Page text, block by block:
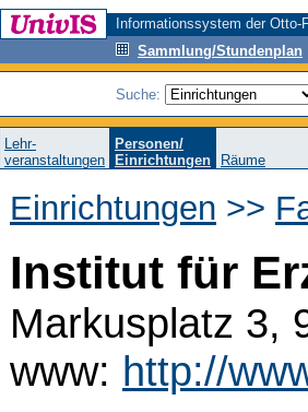
Informationssystem der
Sammlung/Stundenplan
Suche:
Lehr-
veranstaltungen
Personen/
Einrichtungen
Räume
Einrichtungen >>
Institut für
Markusplatz 3,
www: http://